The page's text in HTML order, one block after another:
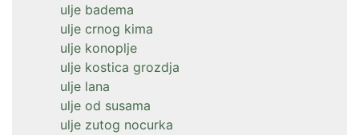
ulje badema
ulje crnog kima
ulje konoplje
ulje kostica grozdja
ulje lana
ulje od susama
ulje zutog nocurka